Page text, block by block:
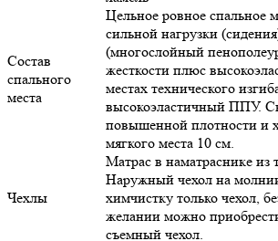
Состав
спального
места
Цельное ровное спальное
сильной нагрузки
(многослойный
жесткости плюс
местах технического
высокоэластичный ППУ.
повышенной плотности и
мягкого места 10 см.
Чехлы
Матрас в наматраснике из
Наружный чехол на
химчистку только чехол,
желании можно
съемный чехол.